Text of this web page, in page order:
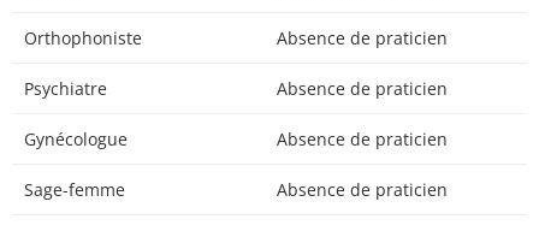
Orthophoniste Absence de praticien
Psychiatre Absence de praticien
Gynécologue Absence de praticien
Sage-femme Absence de praticien